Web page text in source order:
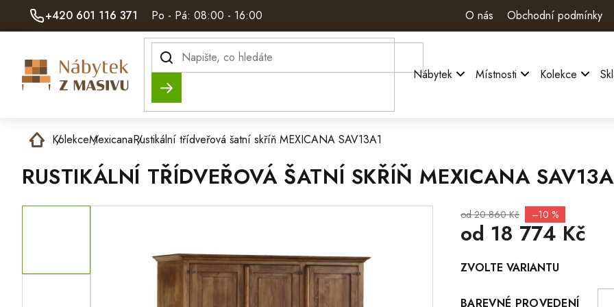
+420 601 116 371 Po - Pá: 08:00 - 16:00 O nás Obchodní podmínky
Hledat Nábytek Místnosti Kolekce
DomůKolekceMexicanaRustikální třídveřová šatní skříň MEXICANA SAV13A1
RUSTIKÁLNÍ TŘÍDVEŘOVÁ ŠATNÍ SKŘÍŇ MEXICANA
od 20 860 Kč –10 %
od 18 774 Kč
cena:
ZVOLTE VARIANTU
BAREVNÉ PROVEDENÍ